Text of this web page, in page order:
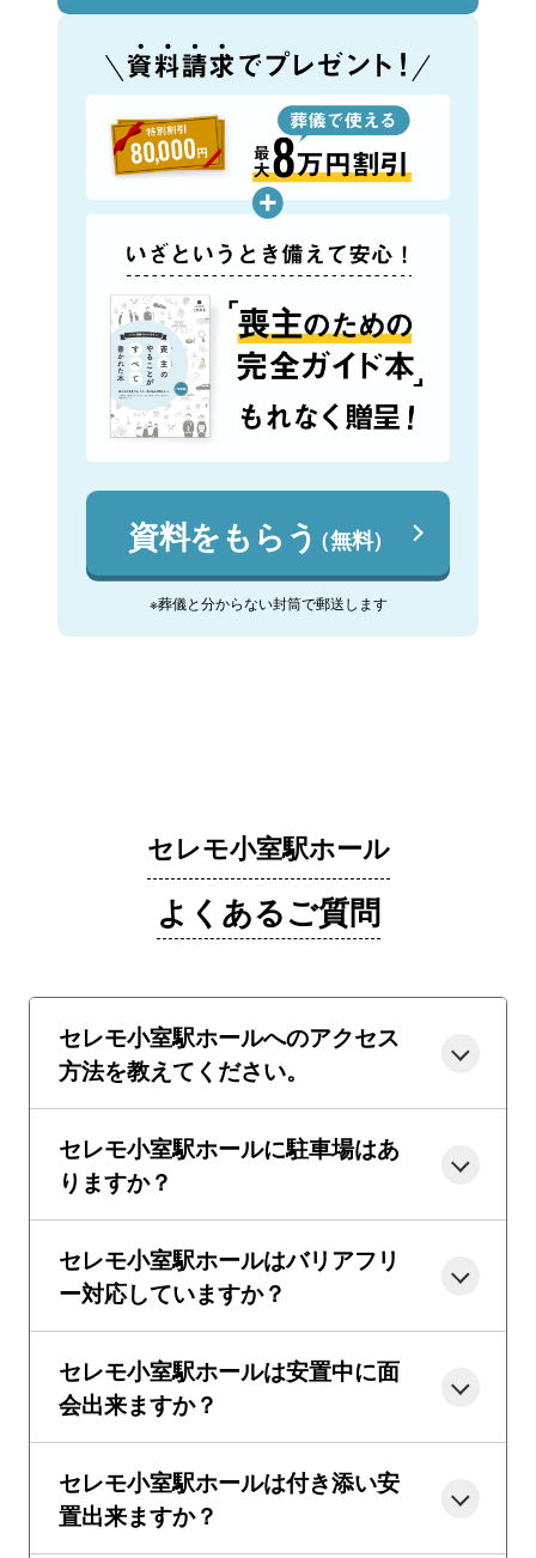
資料をもらう（無料）
※葬儀と分からない封筒で郵送します
セレモ小室駅ホール
よくあるご質問
セレモ小室駅ホールへのアクセス
方法を教えてください。
セレモ小室駅ホールに駐車場はあ
りますか？
セレモ小室駅ホールはバリアフリ
ー対応していますか？
セレモ小室駅ホールは安置中に面
会出来ますか？
セレモ小室駅ホールは付き添い安
置出来ますか？